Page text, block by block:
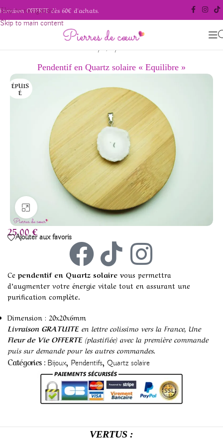
Skip to navigation
Skip to main content
Livraison OFFERTE dès 60€ d'achats.
Accueil/Bijoux/Pendentifs
Pendentif en Quartz solaire « Equilibre »
ÉPUIS
É
Agrandir
25,00€
Ajouter aux favoris
Ce pendentif en Quartz solaire vous permettra
d’augmenter votre énergie vitale tout en assurant une
purification complète.
Dimension : 20x20x6mm
Livraison GRATUITEen lettre colissimo vers la France, Une
Fleur de Vie OFFERTE(plastifiée) avec la première commande
puis sur demande pour les autres commandes.
Catégories : Bijoux, Pendentifs, Quartz solaire
VERTUS :